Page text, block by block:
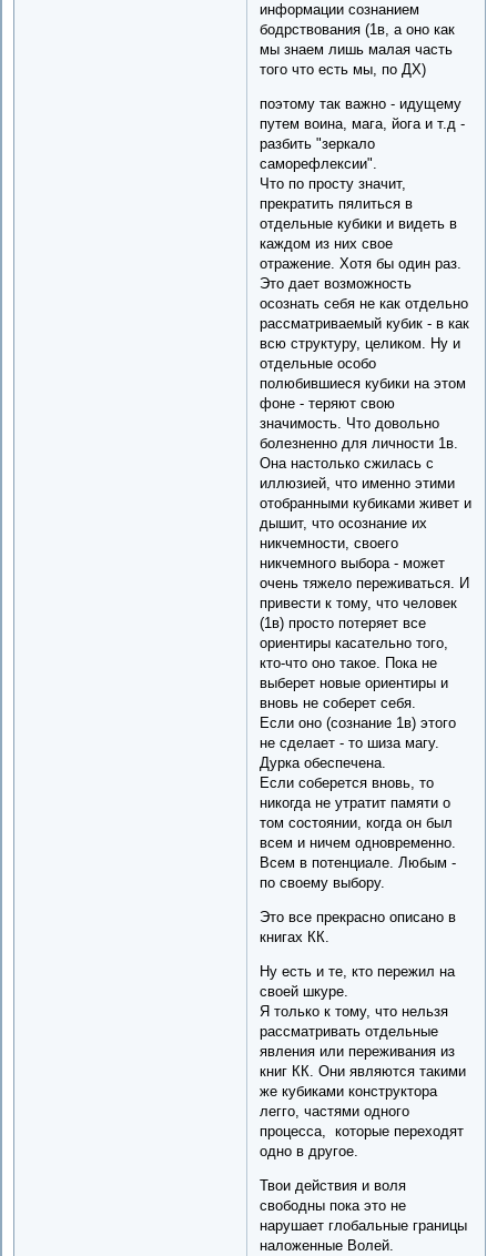
информации сознанием
бодрствования (1в, а оно как
мы знаем лишь малая часть
того что есть мы, по ДХ)
поэтому так важно - идущему
путем воина, мага, йога и т.д -
разбить "зеркало
саморефлексии".
Что по просту значит,
прекратить пялиться в
отдельные кубики и видеть в
каждом из них свое
отражение. Хотя бы один раз.
Это дает возможность
осознать себя не как отдельно
рассматриваемый кубик - в как
всю структуру, целиком. Ну и
отдельные особо
полюбившиеся кубики на этом
фоне - теряют свою
значимость. Что довольно
болезненно для личности 1в.
Она настолько сжилась с
иллюзией, что именно этими
отобранными кубиками живет и
дышит, что осознание их
никчемности, своего
никчемного выбора - может
очень тяжело переживаться. И
привести к тому, что человек
(1в) просто потеряет все
ориентиры касательно того,
кто-что оно такое. Пока не
выберет новые ориентиры и
вновь не соберет себя.
Если оно (сознание 1в) этого
не сделает - то шиза магу.
Дурка обеспечена.
Если соберется вновь, то
никогда не утратит памяти о
том состоянии, когда он был
всем и ничем одновременно.
Всем в потенциале. Любым -
по своему выбору.
Это все прекрасно описано в
книгах КК.
Ну есть и те, кто пережил на
своей шкуре.
Я только к тому, что нельзя
рассматривать отдельные
явления или переживания из
книг КК. Они являются такими
же кубиками конструктора
легго, частями одного
процесса, которые переходят
одно в другое.
Твои действия и воля
свободны пока это не
нарушает глобальные границы
наложенные Волей.